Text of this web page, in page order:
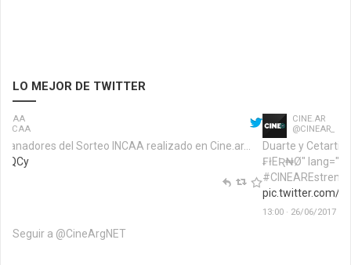
LO MEJOR DE TWITTER
Estos son los ganadores del Sorteo INCAA realizado en Cine.ar...
fb.me/1p7z9EQCy
Seguir a @CineArgNET